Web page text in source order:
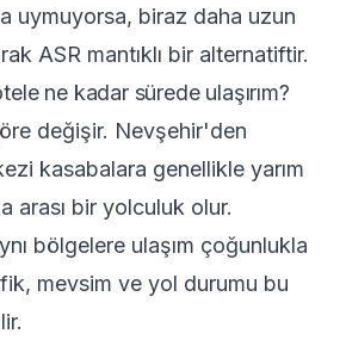
uymuyorsa, biraz daha uzun
ASR mantıklı bir alternatiftir.
ne kadar sürede ulaşırım?
değişir. Nevşehir'den
kasabalara genellikle yarım
arası bir yolculuk olur.
bölgelere ulaşım çoğunlukla
mevsim ve yol durumu bu